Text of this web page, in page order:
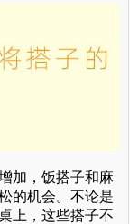
加，饭搭子和麻
的机会。不论是
上，这些搭子不